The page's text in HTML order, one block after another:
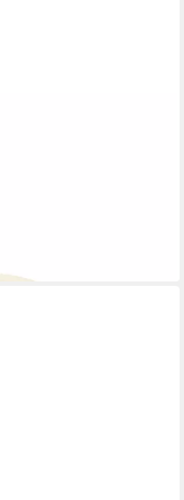
9019 (M